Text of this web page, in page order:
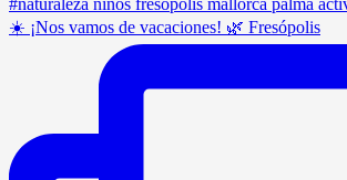
☀️ ¡Nos vamos de vacaciones! 🌿 Fresópolis